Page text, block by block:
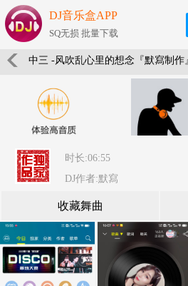
DJ音乐盒APP
SQ无损 批量下载
中三 -风吹乱心里的想念『默寫制作
时长:06:55
DJ作者:默寫
收藏舞曲